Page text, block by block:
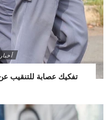
تفكيك عصابة للتنقيب عن